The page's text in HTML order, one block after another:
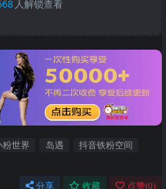
人解锁查看
粉世界 岛遇
抖音铁粉空间
分享 收藏 点赞(0)